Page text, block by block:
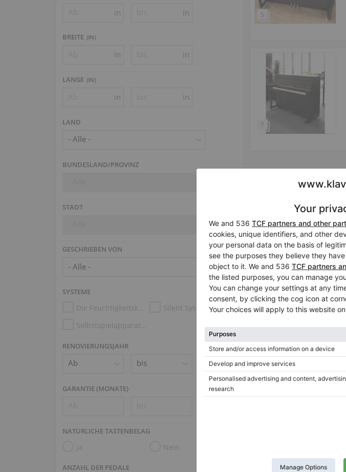
in in
BREITE (IN)
in in
LÄNGE (IN)
in in
LAND
- Alle -
BUNDESLAND/PROVINZ
STADT
GESCHRIEBEN VON
SYSTEME
Die Feuchtigkeitskontrollsysteme
Silent System
Selbstspielapparatur (z.B. Disklavier, PianoDisc, Spirio)
RENOVIERUNGSJAHR
GARANTIE (MONATE)
NATÜRLICHE TASTENBELAG
Ja Nein
ANZAHL DER PEDALE